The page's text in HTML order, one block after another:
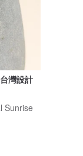
灣設計
Sunrise